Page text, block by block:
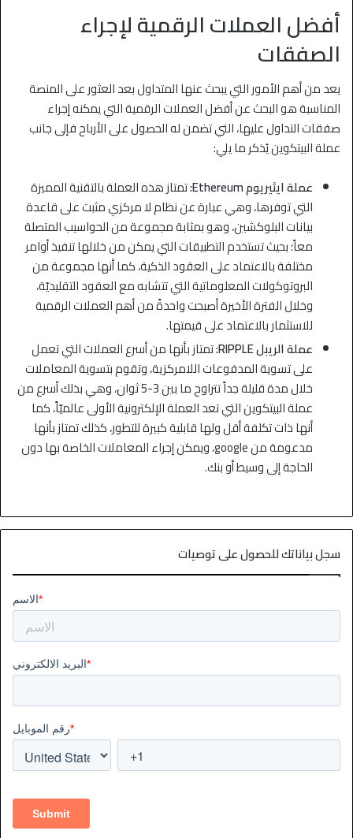
أفضل العملات الرقمية لإجراء
الصفقات
يعد من أهم الأمور التي يبحث عنها المتداول بعد العثور على المنصة
المناسبة هو البحث عن أفضل العملات الرقمية التي يمكنه إجراء
صفقات التداول عليها، التي تضمن له الحصول على الأرباح فإلى جانب
عملة البيتكوين يُذكر ما يلي:
عملة ايثيريوم Ethereum:
تمتاز هذه العملة بالتقنية المميزة
التي توفرها، وهي عبارة عن نظام لا مركزي مثبت على قاعدة
بيانات البلوكشين، وهو بمثابة مجموعة من الحواسيب المتصلة
معاً؛ بحيث تستخدم التطبيقات التي يمكن من خلالها تنفيذ أوامر
مختلفة بالاعتماد على العقود الذكية، كما أنها مجموعة من
البروتوكولات المعلوماتية التي تتشابه مع العقود التقليديّة،
وخلال الفترة الأخيرة أصبحت واحدةً من أهم العملات الرقمية
للاستثمار بالاعتماد على قيمتها.
عملة الريبل RIPPLE:
تمتاز بأنها من أسرع العملات التي تعمل
على تسوية المدفوعات اللامركزية، وتقوم بتسوية المعاملات
خلال مدة قليلة جداً تتراوح ما بين 3-5 ثوان، وهي بذلك أسرع من
عملة البيتكوين التي تعد العملة الإلكترونية الأولى عالميّاً، كما
أنها ذات تكلفة أقل ولها قابلية كبيرة للتطور، كذلك تمتاز بأنها
مدعومة من google، ويمكن إجراء المعاملات الخاصة بها دون
الحاجة إلى وسيط أو بنك.
سجل بياناتك للحصول على توصيات